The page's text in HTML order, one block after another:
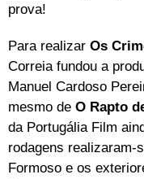
prova!
Para realizar Os
Correia fundou a
Manuel Cardoso
mesmo de O Rapto
da Portugália Film
rodagens realizaram-
Formoso e os